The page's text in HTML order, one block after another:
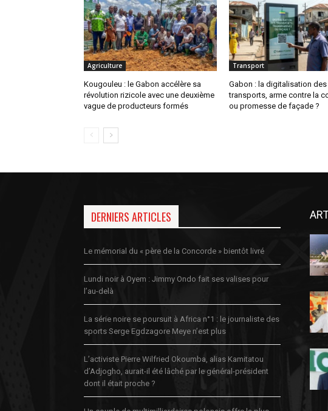
Agriculture
Kougouleu : le Gabon accélère sa
révolution rizicole avec une deuxième
vague de producteurs formés
Transport
Gabon : la digitalisation des
transports, arme contre la
ou promesse de façade ?
DERNIERS ARTICLES
Le mémorial du « père de la Concorde » bientôt livré
Lundi noir à Oyem : Jimmy Ondo fait ses valises pour
l’au-delà
La série noire se poursuit à Africa n°1 : le journaliste des
sports Serge Egdzagore Meye n’est plus
L’activiste Pierre Wilfried Okoumba, alias Kamitatou
d’Adjogho, aurait-il été lâché par le général-président
dont il était proche ?